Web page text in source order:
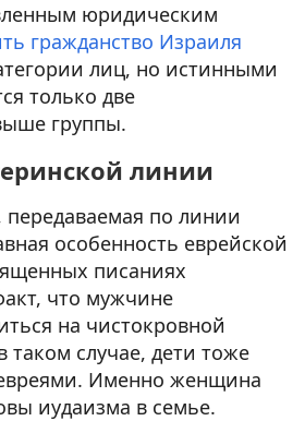
юридическим
гражданство Израиля
лиц, но истинными
только две
группы.
линии
по линии
особенность еврейской
писаниях
что мужчине
на чистокровной
таком случае, дети тоже
евреями. Именно женщина
иудаизма в семье.